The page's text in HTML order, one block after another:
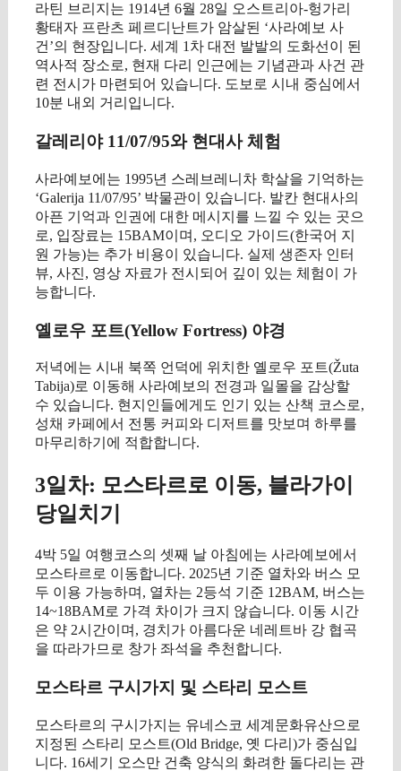
라틴 브리지는 1914년 6월 28일 오스트리아-헝가리
황태자 프란츠 페르디난트가 암살된 ‘사라예보 사
건’의 현장입니다. 세계 1차 대전 발발의 도화선이 된
역사적 장소로, 현재 다리 인근에는 기념관과 사건 관
련 전시가 마련되어 있습니다. 도보로 시내 중심에서
10분 내외 거리입니다.
갈레리야 11/07/95와 현대사 체험
사라예보에는 1995년 스레브레니차 학살을 기억하는
‘Galerija 11/07/95’ 박물관이 있습니다. 발칸 현대사의
아픈 기억과 인권에 대한 메시지를 느낄 수 있는 곳으
로, 입장료는 15BAM이며, 오디오 가이드(한국어 지
원 가능)는 추가 비용이 있습니다. 실제 생존자 인터
뷰, 사진, 영상 자료가 전시되어 깊이 있는 체험이 가
능합니다.
옐로우 포트(Yellow Fortress) 야경
저녁에는 시내 북쪽 언덕에 위치한 옐로우 포트(Žuta
Tabija)로 이동해 사라예보의 전경과 일몰을 감상할
수 있습니다. 현지인들에게도 인기 있는 산책 코스로,
성채 카페에서 전통 커피와 디저트를 맛보며 하루를
마무리하기에 적합합니다.
3일차: 모스타르로 이동, 블라가이
당일치기
4박 5일 여행코스의 셋째 날 아침에는 사라예보에서
모스타르로 이동합니다. 2025년 기준 열차와 버스 모
두 이용 가능하며, 열차는 2등석 기준 12BAM, 버스는
14~18BAM로 가격 차이가 크지 않습니다. 이동 시간
은 약 2시간이며, 경치가 아름다운 네레트바 강 협곡
을 따라가므로 창가 좌석을 추천합니다.
모스타르 구시가지 및 스타리 모스트
모스타르의 구시가지는 유네스코 세계문화유산으로
지정된 스타리 모스트(Old Bridge, 옛 다리)가 중심입
니다. 16세기 오스만 건축 양식의 화려한 돌다리는 관